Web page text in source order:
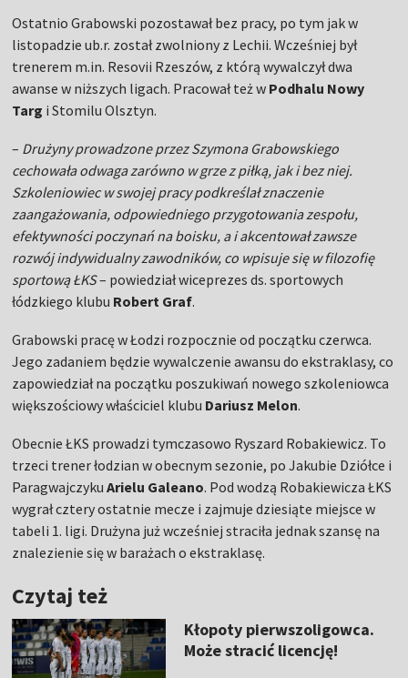
Ostatnio Grabowski pozostawał bez pracy, po tym jak w
listopadzie ub.r. został zwolniony z Lechii. Wcześniej był
trenerem m.in. Resovii Rzeszów, z którą wywalczył dwa
awanse w niższych ligach. Pracował też w Podhalu Nowy
Targ i Stomilu Olsztyn.
– Drużyny prowadzone przez Szymona Grabowskiego
cechowała odwaga zarówno w grze z piłką, jak i bez niej.
Szkoleniowiec w swojej pracy podkreślał znaczenie
zaangażowania, odpowiedniego przygotowania zespołu,
efektywności poczynań na boisku, a i akcentował zawsze
rozwój indywidualny zawodników, co wpisuje się w filozofię
sportową ŁKS– powiedział wiceprezes ds. sportowych
łódzkiego klubu Robert Graf.
Grabowski pracę w Łodzi rozpocznie od początku czerwca.
Jego zadaniem będzie wywalczenie awansu do ekstraklasy, co
zapowiedział na początku poszukiwań nowego szkoleniowca
większościowy właściciel klubu Dariusz Melon.
Obecnie ŁKS prowadzi tymczasowo Ryszard Robakiewicz. To
trzeci trener łodzian w obecnym sezonie, po Jakubie Dziółce i
ParagwajczykuArielu Galeano. Pod wodzą Robakiewicza ŁKS
wygrał cztery ostatnie mecze i zajmuje dziesiąte miejsce w
tabeli 1. ligi. Drużyna już wcześniej straciła jednak szansę na
znalezienie się w barażach o ekstraklasę.
Czytaj też
Kłopoty pierwszoligowca.
Może stracić licencję!